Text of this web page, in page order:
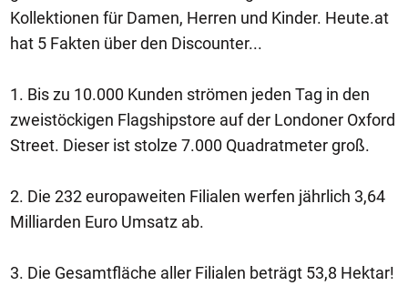
Kollektionen für Damen, Herren und Kinder. Heute.at
hat 5 Fakten über den Discounter...
1. Bis zu 10.000 Kunden strömen jeden Tag in den
zweistöckigen Flagshipstore auf der Londoner Oxford
Street. Dieser ist stolze 7.000 Quadratmeter groß.
2. Die 232 europaweiten Filialen werfen jährlich 3,64
Milliarden Euro Umsatz ab.
3. Die Gesamtfläche aller Filialen beträgt 53,8 Hektar!